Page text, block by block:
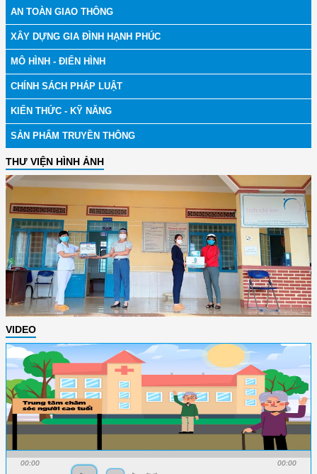
AN TOÀN GIAO THÔNG
XÂY DỰNG GIA ĐÌNH HẠNH PHÚC
MÔ HÌNH - ĐIỂN HÌNH
CHÍNH SÁCH PHÁP LUẬT
KIẾN THỨC - KỸ NĂNG
SẢN PHẨM TRUYỀN THÔNG
THƯ VIỆN HÌNH ẢNH
VIDEO
00:00 00:00